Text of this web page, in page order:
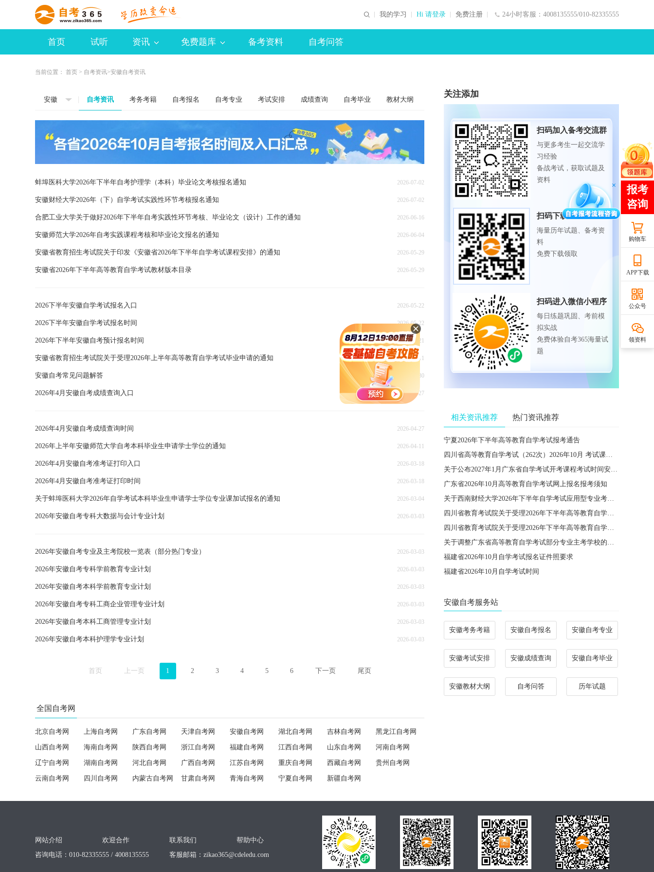
24小时客服：4008135555/010-82335555
我的学习 Hi 请登录 免费注册
首页 试听 资讯 免费题库 备考资料 自考问答
当前位置： 首页 > 自考资讯>安徽自考资讯
安徽 自考资讯 考务考籍 自考报名 自考专业 考试安排 成绩查询 自考毕业 教材大纲
蚌埠医科大学2026年下半年自考护理学（本科）毕业论文考核报名通知 2026-07-02
安徽财经大学2026年（下）自学考试实践性环节考核报名通知 2026-07-02
合肥工业大学关于做好2026年下半年自考实践性环节考核、毕业论文（设计）工作的通知 2026-06-16
安徽师范大学2026年自考实践课程考核和毕业论文报名的通知 2026-06-04
安徽省教育招生考试院关于印发《安徽省2026年下半年自学考试课程安排》的通知 2026-05-29
安徽省2026年下半年高等教育自学考试教材版本目录 2026-05-29
2026下半年安徽自学考试报名入口 2026-05-22
2026下半年安徽自学考试报名时间 2026-05-22
2026年下半年安徽自考预计报名时间 2026-05-21
安徽省教育招生考试院关于受理2026年上半年高等教育自学考试毕业申请的通知 2026-05-11
安徽自考常见问题解答 2026-04-30
2026年4月安徽自考成绩查询入口 2026-04-27
2026年4月安徽自考成绩查询时间 2026-04-27
2026年上半年安徽师范大学自考本科毕业生申请学士学位的通知 2026-04-11
2026年4月安徽自考准考证打印入口 2026-03-18
2026年4月安徽自考准考证打印时间 2026-03-18
关于蚌埠医科大学2026年自学考试本科毕业生申请学士学位专业课加试报名的通知 2026-03-04
2026年安徽自考专科大数据与会计专业计划 2026-03-03
2026年安徽自考专业及主考院校一览表（部分热门专业） 2026-03-03
2026年安徽自考专科学前教育专业计划 2026-03-03
2026年安徽自考本科学前教育专业计划 2026-03-03
2026年安徽自考专科工商企业管理专业计划 2026-03-03
2026年安徽自考本科工商管理专业计划 2026-03-03
2026年安徽自考本科护理学专业计划 2026-03-03
首页 上一页 1 2 3 4 5 6 下一页 尾页
全国自考网
北京自考网 上海自考网 广东自考网 天津自考网 安徽自考网 湖北自考网 吉林自考网 黑龙江自考网
山西自考网 海南自考网 陕西自考网 浙江自考网 福建自考网 江西自考网 山东自考网 河南自考网
辽宁自考网 湖南自考网 河北自考网 广西自考网 江苏自考网 重庆自考网 西藏自考网 贵州自考网
云南自考网 四川自考网 内蒙古自考网 甘肃自考网 青海自考网 宁夏自考网 新疆自考网
关注添加
扫码加入备考交流群
与更多考生一起交流学
习经验
备战考试，获取试题及
资料
扫码下载APP
海量历年试题、备考资
料
免费下载领取
扫码进入微信小程序
每日练题巩固、考前模
拟实战
免费体验自考365海量试
题
相关资讯推荐 热门资讯推荐
宁夏2026年下半年高等教育自学考试报考通告
四川省高等教育自学考试（262次）2026年10月 考试课程简表
关于公布2027年1月广东省自学考试开考课程考试时间安排和使用教材的通知
广东省2026年10月高等教育自学考试网上报名报考须知
关于西南财经大学2026年下半年自学考试应用型专业考籍更改办理的通知
四川省教育考试院关于受理2026年下半年高等教育自学考试省际转考申请的通告
四川省教育考试院关于受理2026年下半年高等教育自学考试考籍更改申请的通告
关于调整广东省高等教育自学考试部分专业主考学校的通知
福建省2026年10月自学考试报名证件照要求
福建省2026年10月自学考试时间
安徽自考服务站
安徽考务考籍 安徽自考报名 安徽自考专业
安徽考试安排 安徽成绩查询 安徽自考毕业
安徽教材大纲 自考问答 历年试题
购物车
APP下载
公众号
领资料
网站介绍 欢迎合作 联系我们
帮助中心
咨询电话：010-82335555 / 4008135555
客服邮箱： zikao365@cdeledu.com